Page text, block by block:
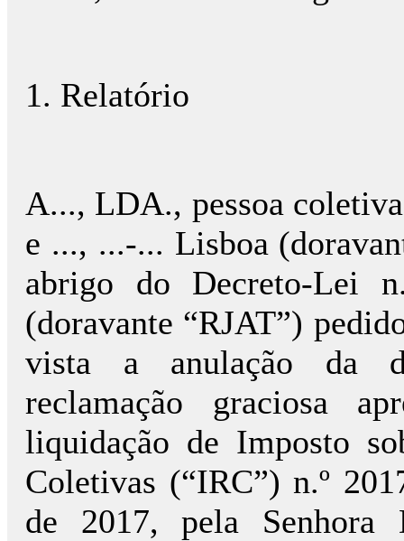
1. Relatório
A..., LDA., pessoa
e ..., ...-... Lisboa
abrigo do Decreto-Lei
(doravante “RJAT”)
vista a anulação da
reclamação graciosa
liquidação de Imposto
Coletivas (“IRC”) n.º
de 2017, pela Senhora